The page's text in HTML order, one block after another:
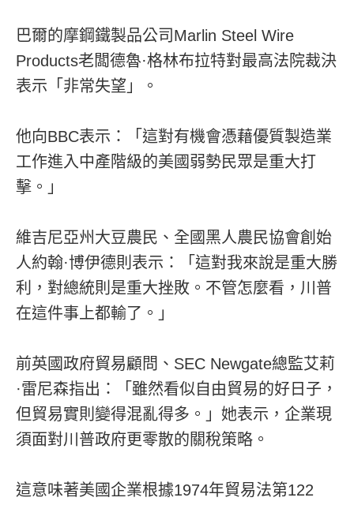
巴爾的摩鋼鐵製品公司Marlin Steel Wire
Products老闆德魯·格林布拉特對最高法院裁決
表示「非常失望」。
他向BBC表示：「這對有機會憑藉優質製造業
工作進入中產階級的美國弱勢民眾是重大打
擊。」
維吉尼亞州大豆農民、全國黑人農民協會創始
人約翰·博伊德則表示：「這對我來說是重大勝
利，對總統則是重大挫敗。不管怎麼看，川普
在這件事上都輸了。」
前英國政府貿易顧問、SEC Newgate總監艾莉
·雷尼森指出：「雖然看似自由貿易的好日子，
但貿易實則變得混亂得多。」她表示，企業現
須面對川普政府更零散的關稅策略。
這意味著美國企業根據1974年貿易法第122